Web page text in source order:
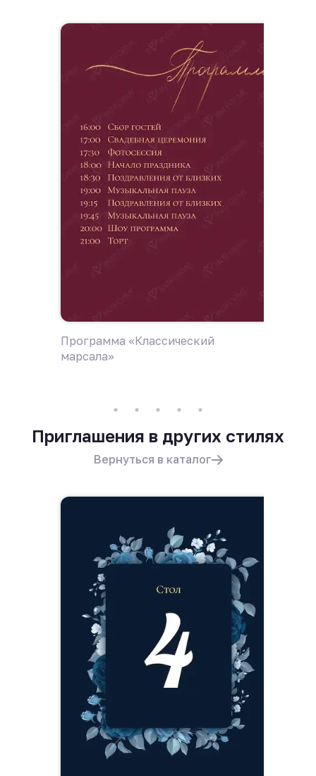
Программа «Классический
марсала»
Приглашения в других стилях
Вернуться в каталог